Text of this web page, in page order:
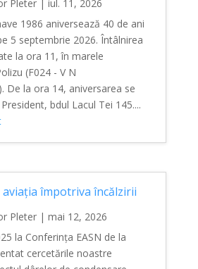
Pleter| iul. 11, 2026
1986 aniversează 40 de ani
5 septembrie 2026. Întâlnirea
la ora 11, în marele
(F024 - V N
De la ora 14, aniversarea se
bdul Lacul Tei 145....
aviația împotriva încălzirii
Pleter| mai 12, 2026
la Conferința EASN de la
cercetările noastre